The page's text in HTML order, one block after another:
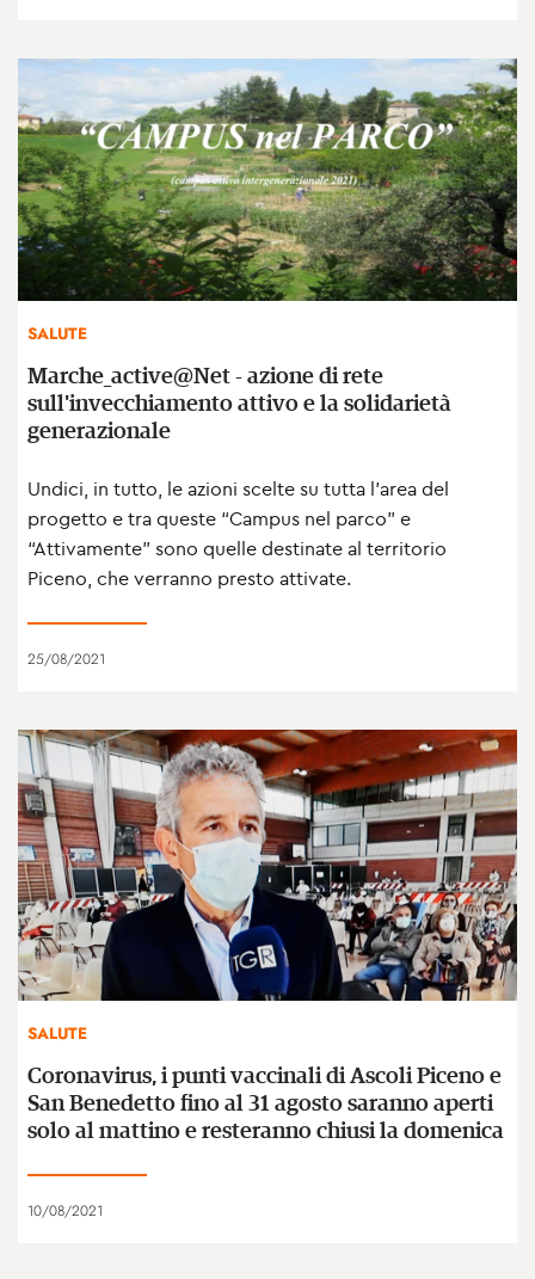
SALUTE
Marche_active@Net - azione di rete
sull'invecchiamento attivo e la solidarietà
generazionale
Undici, in tutto, le azioni scelte su tutta l’area del
progetto e tra queste “Campus nel parco” e
“Attivamente” sono quelle destinate al territorio
Piceno, che verranno presto attivate.
25/08/2021
SALUTE
Coronavirus, i punti vaccinali di Ascoli Piceno e
San Benedetto fino al 31 agosto saranno aperti
solo al mattino e resteranno chiusi la domenica
10/08/2021